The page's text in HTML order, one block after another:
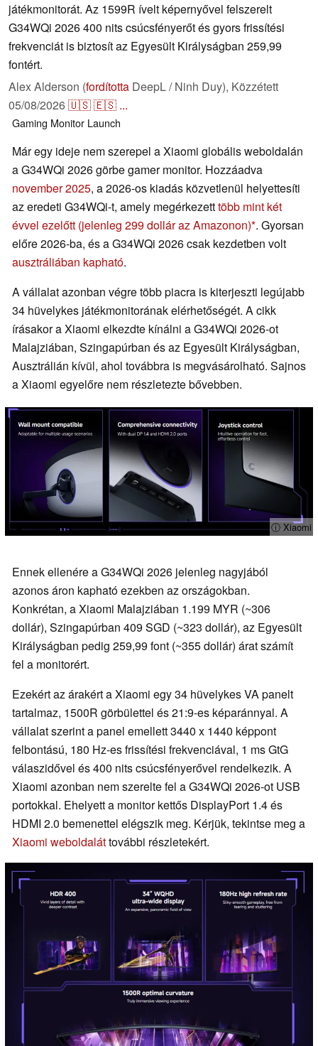
játékmonitorát. Az 1599R ívelt képernyővel felszerelt
G34WQi 2026 400 nits csúcsfényerőt és gyors frissítési
frekvenciát is biztosít az Egyesült Királyságban 259,99
fontért.
Alex Alderson (fordította DeepL / Ninh Duy), Közzétett
05/08/2026🇺🇸🇪🇸 ...
Gaming Monitor Launch
Már egy ideje nem szerepel a Xiaomi globális weboldalán
a G34WQi 2026 görbe gamer monitor. Hozzáadva
november 2025, a 2026-os kiadás közvetlenül helyettesíti
az eredeti G34WQi-t, amely megérkezetttöbb mint két
évvel ezelőtt (jelenleg 299 dollár az Amazonon) . Gyorsan
előre 2026-ba, és a G34WQi 2026 csak kezdetben volt
ausztráliában kapható.
A vállalat azonban végre több piacra is kiterjeszti legújabb
34 hüvelykes játékmonitorának elérhetőségét. A cikk
írásakor a Xiaomi elkezdte kínálni a G34WQi 2026-ot
Malajziában, Szingapúrban és az Egyesült Királyságban,
Ausztrálián kívül, ahol továbbra is megvásárolható. Sajnos
a Xiaomi egyelőre nem részletezte bővebben.
ⓘ Xiaomi
Ennek ellenére a G34WQi 2026 jelenleg nagyjából
azonos áron kapható ezekben az országokban.
Konkrétan, a Xiaomi Malajziában 1.199 MYR (~306
dollár), Szingapúrban 409 SGD (~323 dollár), az Egyesült
Királyságban pedig 259,99 font (~355 dollár) árat számít
fel a monitorért.
Ezekért az árakért a Xiaomi egy 34 hüvelykes VA panelt
tartalmaz, 1500R görbülettel és 21:9-es képaránnyal. A
vállalat szerint a panel emellett 3440 x 1440 képpont
felbontású, 180 Hz-es frissítési frekvenciával, 1 ms GtG
válaszidővel és 400 nits csúcsfényerővel rendelkezik. A
Xiaomi azonban nem szerelte fel a G34WQi 2026-ot USB
portokkal. Ehelyett a monitor kettős DisplayPort 1.4 és
HDMI 2.0 bemenettel elégszik meg. Kérjük, tekintse meg a
Xiaomi weboldaláttovábbi részletekért.